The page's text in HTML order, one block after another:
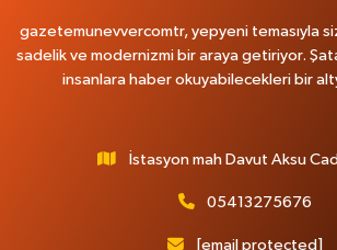
gazetemunevvercomtr, yepyeni temasıyla
sadelik ve modernizmi bir araya getiriyor.
insanlara haber okuyabilecekleri bir
İstasyon mah Davut Aksu
05413275676
[email protected]